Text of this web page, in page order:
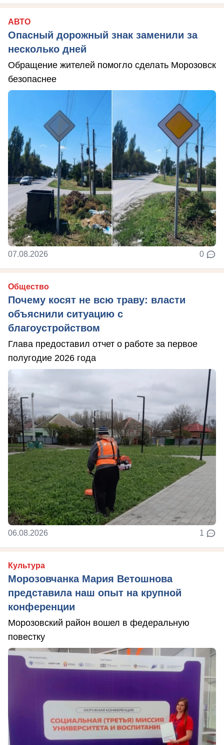
АВТО
Опасный дорожный знак заменили за
несколько дней
Обращение жителей помогло сделать Морозовск
безопаснее
07.08.2026 0
Общество
Почему косят не всю траву: власти
объяснили ситуацию с
благоустройством
Глава предоставил отчет о работе за первое
полугодие 2026 года
06.08.2026 1
Культура
Морозовчанка Мария Ветошнова
представила наш опыт на крупной
конференции
Морозовский район вошел в федеральную
повестку